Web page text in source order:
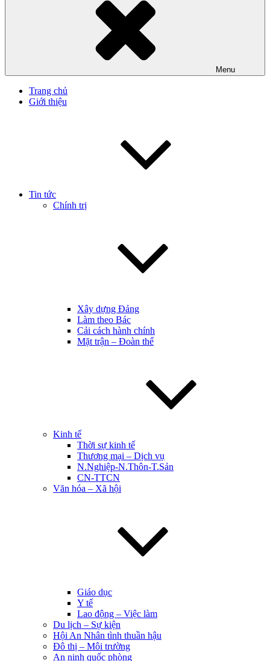
Menu
Trang chủ
Giới thiệu
Tin tức
Chính trị
Xây dựng Đảng
Làm theo Bác
Cải cách hành chính
Mặt trận – Đoàn thể
Kinh tế
Thời sự kinh tế
Thương mại – Dịch vụ
N.Nghiệp-N.Thôn-T.Sản
CN-TTCN
Văn hóa – Xã hội
Giáo dục
Y tế
Lao động – Việc làm
Du lịch – Sự kiện
Hội An Nhân tình thuần hậu
Đô thị – Môi trường
An ninh quốc phòng